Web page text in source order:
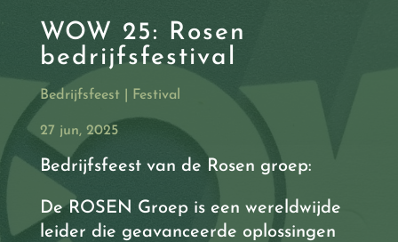
WOW 25: Rosen
bedrijfsfestival
Bedrijfsfeest Festival
27 jun, 2025
Bedrijfsfeest van de Rosen groep:
De ROSEN Groep is een wereldwijde
leider die geavanceerde oplossingen